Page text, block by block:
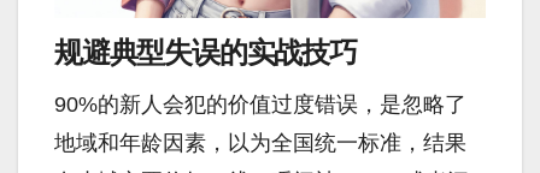
规避典型失误的实战技巧
90%的新人会犯的价值过度错误，是忽略了
地域和年龄因素，以为全国统一标准，结果